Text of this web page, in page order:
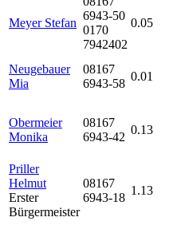
Meyer Stefan
6943-50
0170
7942402
0.05
Neugebauer
Mia
08167
6943-58
0.01
Obermeier
Monika
08167
6943-42
0.13
Priller
Helmut
Erster
Bürgermeister
08167
6943-18
1.13